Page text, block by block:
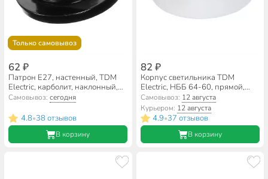
Только самовывоз
62 ₽
Патрон E27, настенный, TDM
Electric, карболит, наклонный,
SQ0335-0005
Самовывоз:сегодня
4.8•38 отзывов
В корзину
82 ₽
Корпус светильника TDM
Electric, НББ 64-60, прямой,
SQ0320-0001
Самовывоз: 12 августа
Курьером: 12 августа
4.9•37 отзывов
В корзину